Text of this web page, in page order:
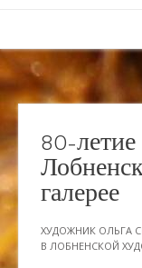
80-
галерее
ХУДОЖНИК ОЛЬГА
В ЛОБНЕНСКОЙ